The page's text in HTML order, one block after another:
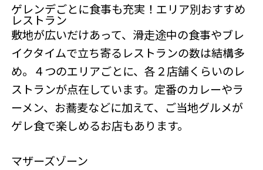
ゲレンデごとに食事も充実！エリア別おすすめ
レストラン
敷地が広いだけあって、滑走途中の食事やブレ
イクタイムで立ち寄るレストランの数は結構多
め。４つのエリアごとに、各２店舗くらいのレ
ストランが点在しています。定番のカレーやラ
ーメン、お蕎麦などに加えて、ご当地グルメが
ゲレ食で楽しめるお店もあります。
マザーズゾーン